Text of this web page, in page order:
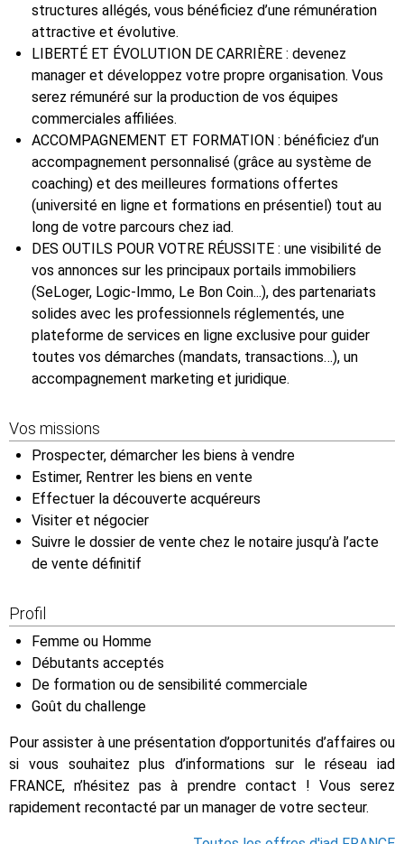
structures allégés, vous bénéficiez d’une rémunération
attractive et évolutive.
LIBERTÉ ET ÉVOLUTION DE CARRIÈRE : devenez
manager et développez votre propre organisation. Vous
serez rémunéré sur la production de vos équipes
commerciales affiliées.
ACCOMPAGNEMENT ET FORMATION : bénéficiez d’un
accompagnement personnalisé (grâce au système de
coaching) et des meilleures formations offertes
(université en ligne et formations en présentiel) tout au
long de votre parcours chez iad.
DES OUTILS POUR VOTRE RÉUSSITE : une visibilité de
vos annonces sur les principaux portails immobiliers
(SeLoger, Logic-Immo, Le Bon Coin...), des partenariats
solides avec les professionnels réglementés, une
plateforme de services en ligne exclusive pour guider
toutes vos démarches (mandats, transactions…), un
accompagnement marketing et juridique.
Vos missions
Prospecter, démarcher les biens à vendre
Estimer, Rentrer les biens en vente
Effectuer la découverte acquéreurs
Visiter et négocier
Suivre le dossier de vente chez le notaire jusqu’à l’acte
de vente définitif
Profil
Femme ou Homme
Débutants acceptés
De formation ou de sensibilité commerciale
Goût du challenge
Pour assister à une présentation d’opportunités d’affaires ou
si vous souhaitez plus d’informations sur le réseau iad
FRANCE, n’hésitez pas à prendre contact ! Vous serez
rapidement recontacté par un manager de votre secteur.